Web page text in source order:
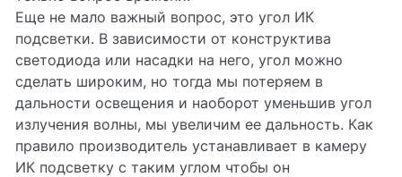
Еще не мало важный вопрос, это угол ИК
подсветки. В зависимости от конструктива
светодиода или насадки на него, угол можно
сделать широким, но тогда мы потеряем в
дальности освещения и наоборот уменьшив угол
излучения волны, мы увеличим ее дальность. Как
правило производитель устанавливает в камеру
ИК подсветку с таким углом чтобы он